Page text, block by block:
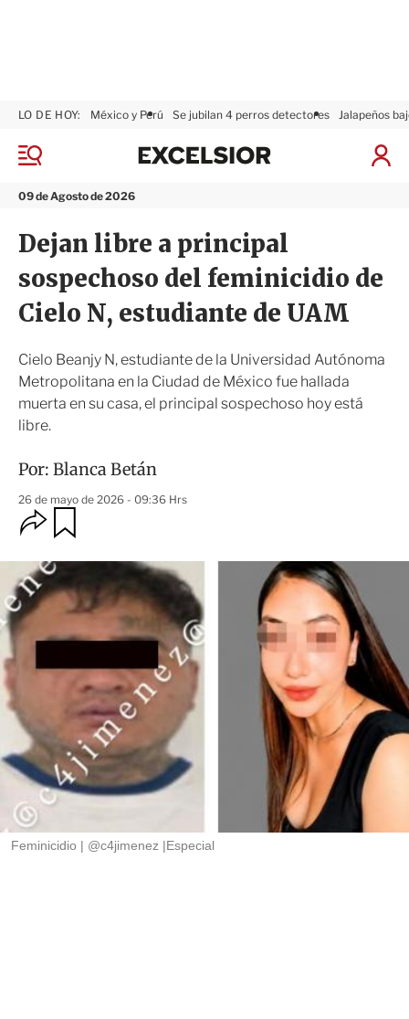
M
n
09 de Agosto de 2026
LO DE HOY: México y Perú Se jubilan 4 perros detectores Jalapeños
I
S
ó
n
x
i
r
Dejan libre a principal
sospechoso del feminicidio de
Cielo N, estudiante de UAM
Cielo Beanjy N, estudiante de la Universidad Autónoma
Metropolitana en la Ciudad de México fue hallada
muerta en su casa, el principal sospechoso hoy está
libre.
Por: Blanca Betán
26 de mayo de 2026 - 09:36 Hrs
O
p
i
o
n
s
e
m
p
r
t
i
r
a
r
Feminicidio @c4jimenez |Especial